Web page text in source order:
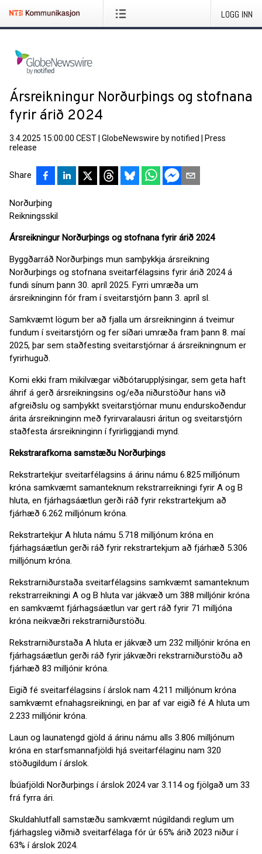
LOGG INN
Ársreikningur Norðurþings og stofnana
fyrir árið 2024
3.4.2025 15:00:00 CEST GlobeNewswire by notified
Press
release
Share
Norðurþing
Reikningsskil
Ársreikningur Norðurþings og stofnana fyrir árið 2024
Byggðarráð Norðurþings mun samþykkja ársreikning
Norðurþings og stofnana sveitarfélagsins fyrir árið 2024 á
fundi sínum þann 30. apríl 2025. Fyrri umræða um
ársreikninginn fór fram í sveitarstjórn þann 3. apríl sl.
Samkvæmt lögum ber að fjalla um ársreikninginn á tveimur
fundum í sveitarstjórn og fer síðari umræða fram þann 8. maí
2025, þar sem staðfesting sveitarstjórnar á ársreikningnum er
fyrirhuguð.
Komi ekki fram mikilvægar viðbótarupplýsingar, sem geta haft
áhrif á gerð ársreikningsins og/eða niðurstöður hans við
afgreiðslu og samþykkt sveitarstjórnar munu endurskoðendur
árita ársreikninginn með fyrirvaralausri áritun og sveitarstjórn
staðfesta ársreikninginn í fyrirliggjandi mynd.
Rekstrarafkoma samstæðu Norðurþings
Rekstrartekjur sveitarfélagsins á árinu námu 6.825 milljónum
króna samkvæmt samanteknum rekstrarreikningi fyrir A og B
hluta, en fjárhagsáætlun gerði ráð fyrir rekstrartekjum að
fjárhæð 6.262 milljónum króna.
Rekstrartekjur A hluta námu 5.718 milljónum króna en
fjárhagsáætlun gerði ráð fyrir rekstrartekjum að fjárhæð 5.306
milljónum króna.
Rekstrarniðurstaða sveitarfélagsins samkvæmt samanteknum
rekstrarreikningi A og B hluta var jákvæð um 388 milljónir króna
en samkvæmt fjárhagsáætlun var gert ráð fyrir 71 milljóna
króna neikvæðri rekstrarniðurstöðu.
Rekstrarniðurstaða A hluta er jákvæð um 232 milljónir króna en
fjárhagsáætlun gerði ráð fyrir jákvæðri rekstrarniðurstöðu að
fjárhæð 83 milljónir króna.
Eigið fé sveitarfélagsins í árslok nam 4.211 milljónum króna
samkvæmt efnahagsreikningi, en þar af var eigið fé A hluta um
2.233 milljónir króna.
Laun og launatengd gjöld á árinu námu alls 3.806 milljónum
króna en starfsmannafjöldi hjá sveitarfélaginu nam 320
stöðugildum í árslok.
Íbúafjöldi Norðurþings í árslok 2024 var 3.114 og fjölgað um 33
frá fyrra ári.
Skuldahlutfall samstæðu samkvæmt núgildandi reglum um
fjárhagsleg viðmið sveitarfélaga fór úr 65% árið 2023 niður í
63% í árslok 2024.